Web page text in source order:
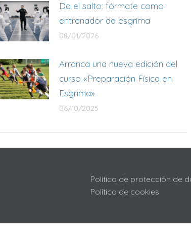
Da el salto: fórmate como
entrenador de esgrima
08/01/2026
Arranca una nueva edición del
curso «Preparación Física en
Esgrima»
06/10/2025
Política de protección de
Política de cookies